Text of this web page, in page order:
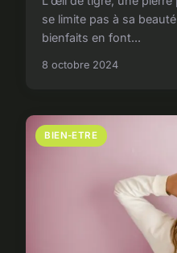
se limite pas à sa
bienfaits en font...
8 octobre 2024
BIEN-ETRE